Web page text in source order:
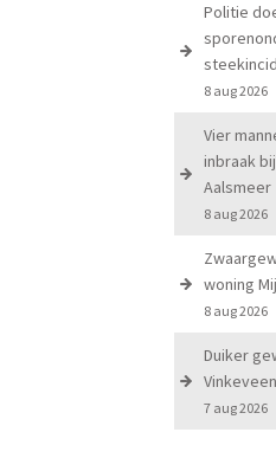
Politie
8 aug 2026
Vier
inbraak
Aalsmeer
8 aug 2026
woning
8 aug 2026
Duiker
7 aug 2026